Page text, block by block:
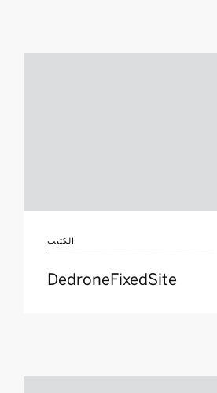
الكتيب
DedroneFixedSite